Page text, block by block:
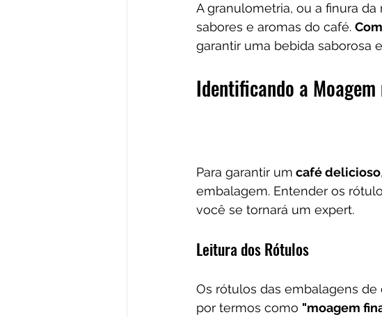
A granulometria, ou a finura
sabores e aromas do café.
garantir uma bebida saborosa
Identificando a Moagem
Para garantir um café delicioso
embalagem. Entender os
você se tornará um expert.
Leitura dos Rótulos
Os rótulos das embalagens
por termos como "moagem